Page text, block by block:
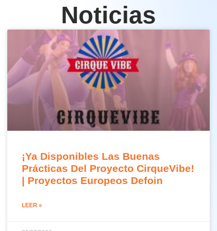
Noticias
¡Ya Disponibles Las Buenas
Prácticas Del Proyecto CirqueVibe!
| Proyectos Europeos Defoin
LEER »